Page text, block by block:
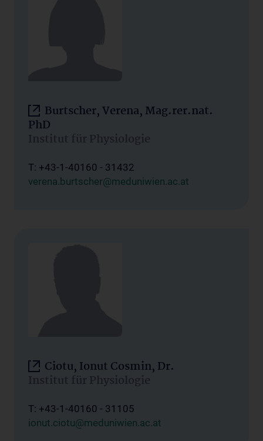
Burtscher, Verena, Mag.rer.nat.
PhD
Institut für Physiologie
T: +43-1-40160 - 31432
verena.burtscher@meduniwien.ac.at
Ciotu, Ionut Cosmin, Dr.
Institut für Physiologie
T: +43-1-40160 - 31105
ionut.ciotu@meduniwien.ac.at